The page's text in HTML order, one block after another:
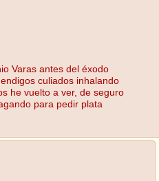
Varas antes del éxodo
culiados inhalando
he vuelto a ver, de seguro
para pedir plata